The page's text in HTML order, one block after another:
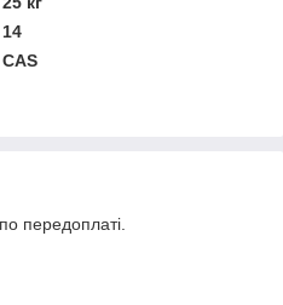
14
CAS
передоплаті.